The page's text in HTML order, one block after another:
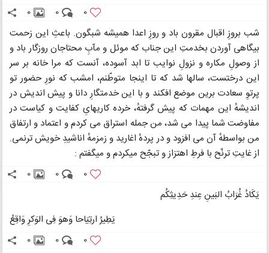
0
0
0
شب بروزِ اقبال مقرون باد و روزِ اعدا همیشه شبگون. باعثِ این زحمت
بیگاهی آوردن بخدمتِ این جناب که موئل و مآبِ محتاجان روزگار باد و
از وصولِ مکاره و نزولِ نوایب تا ابد آسوده، آنست که مرا خانه بر سر
این درختست، سالها شد که تا اینجا متوطّنم، امشب که نورِ حضور تو
پرتوِ سعادت برین موضع افکند و با این خدمتگارِ دانا و پیش اندیش در
اندیشهٔ این مهمات که پیش گرفتهٔ، خرده کاریهایِ کفایت و کیاست در
مفاوضت شما پیدا می شد، من جمله استراق می کردم و اعتماد و ارتفاق
من بواسطهٔ آن می افزود و در پردهٔ اغارید و زمزمهٔ اناشیدِ خویش ترنمی.
از غایتِ ترنّح با فرطِ اهتزاز و تبجّح میکردم و میگفتم :
0
0
0
یَکَادُ غُرَابُ البَینِ عِندِ حَدِیثِکُم
یَطِیرُ ارتِیَاحا وَهوَ فِی الوَکرِ وَاقِعُ
0
0
0